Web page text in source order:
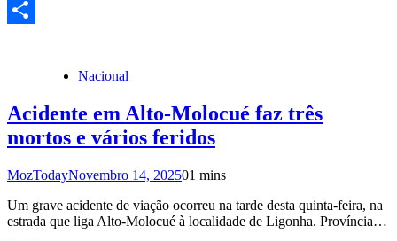
Link
Telegram
Nacional
Acidente em Alto-Molocué faz três
mortos e vários feridos
MozTodayNovembro 14, 202501 mins
Um grave acidente de viação ocorreu na tarde desta quinta-feira, na
estrada que liga Alto-Molocué à localidade de Ligonha. Província…